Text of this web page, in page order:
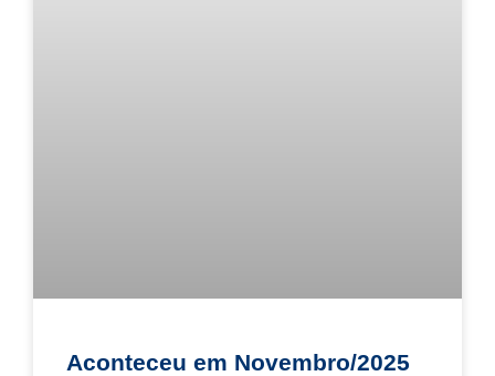
Aconteceu em Novembro/2025